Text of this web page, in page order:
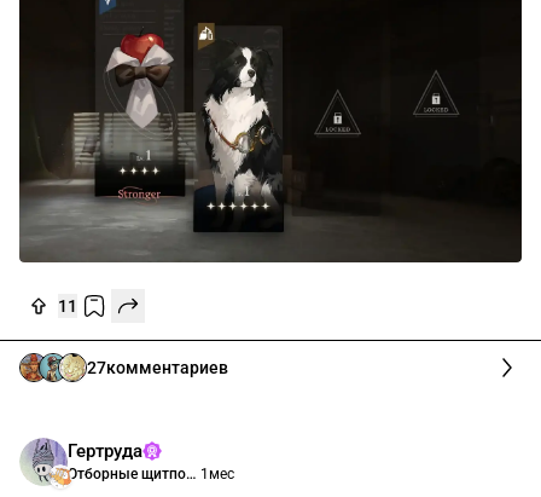
11
27комментариев
Гертруда
Отборные щитпосты 1мес